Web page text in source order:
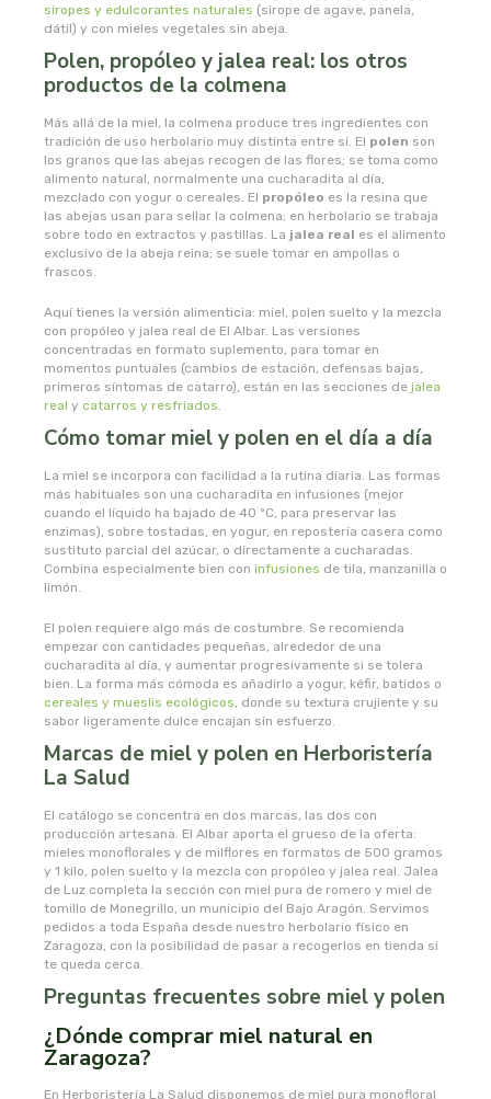
siropes y edulcorantes naturales (sirope de agave, panela,
dátil) y con mieles vegetales sin abeja.
Polen, propóleo y jalea real: los otros
productos de la colmena
Más allá de la miel, la colmena produce tres ingredientes con
tradición de uso herbolario muy distinta entre sí. El polen son
los granos que las abejas recogen de las flores; se toma como
alimento natural, normalmente una cucharadita al día,
mezclado con yogur o cereales. El propóleo es la resina que
las abejas usan para sellar la colmena; en herbolario se trabaja
sobre todo en extractos y pastillas. La jalea real es el alimento
exclusivo de la abeja reina; se suele tomar en ampollas o
frascos.
Aquí tienes la versión alimenticia: miel, polen suelto y la mezcla
con propóleo y jalea real de El Albar. Las versiones
concentradas en formato suplemento, para tomar en
momentos puntuales (cambios de estación, defensas bajas,
primeros síntomas de catarro), están en las secciones de jalea
real y catarros y resfriados.
Cómo tomar miel y polen en el día a día
La miel se incorpora con facilidad a la rutina diaria. Las formas
más habituales son una cucharadita en infusiones (mejor
cuando el líquido ha bajado de 40 ºC, para preservar las
enzimas), sobre tostadas, en yogur, en repostería casera como
sustituto parcial del azúcar, o directamente a cucharadas.
Combina especialmente bien con infusiones de tila, manzanilla o
limón.
El polen requiere algo más de costumbre. Se recomienda
empezar con cantidades pequeñas, alrededor de una
cucharadita al día, y aumentar progresivamente si se tolera
bien. La forma más cómoda es añadirlo a yogur, kéfir, batidos o
cereales y mueslis ecológicos, donde su textura crujiente y su
sabor ligeramente dulce encajan sin esfuerzo.
Marcas de miel y polen en Herboristería
La Salud
El catálogo se concentra en dos marcas, las dos con
producción artesana. El Albar aporta el grueso de la oferta:
mieles monoflorales y de milflores en formatos de 500 gramos
y 1 kilo, polen suelto y la mezcla con propóleo y jalea real. Jalea
de Luz completa la sección con miel pura de romero y miel de
tomillo de Monegrillo, un municipio del Bajo Aragón. Servimos
pedidos a toda España desde nuestro herbolario físico en
Zaragoza, con la posibilidad de pasar a recogerlos en tienda si
te queda cerca.
Preguntas frecuentes sobre miel y polen
¿Dónde comprar miel natural en
Zaragoza?
En Herboristería La Salud disponemos de miel pura monofloral
mundo natural
myconatur
nale
natracare
natruly
natur ozone
naturabio
naturata
naturbrush
naturcid
naturcosmetika
naturgreen
naturmil
natursoy
natysal
nebula
nordics
novadiet
nutergia